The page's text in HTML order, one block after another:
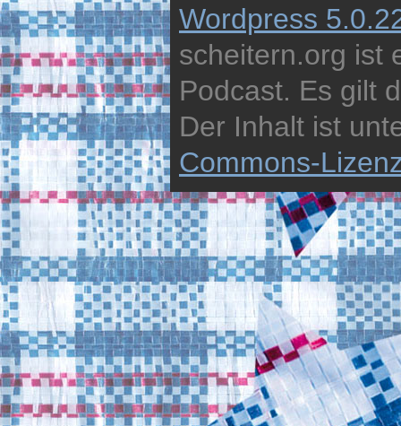
Wordpress
scheitern.org ist
Podcast. Es gilt
Der Inhalt ist
Commons-